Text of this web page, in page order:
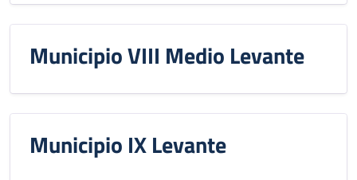
Municipio VIII Medio Levante
Municipio IX Levante